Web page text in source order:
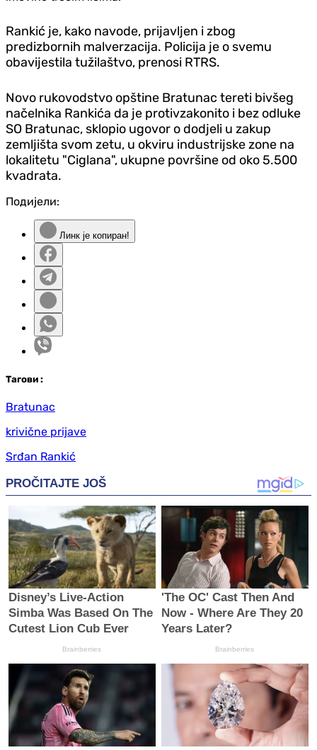
Rankić je, kako navode, prijavljen i zbog
predizbornih malverzacija. Policija je o svemu
obavijestila tužilaštvo, prenosi RTRS.
Novo rukovodstvo opštine Bratunac tereti bivšeg
načelnika Rankića da je protivzakonito i bez odluke
SO Bratunac, sklopio ugovor o dodjeli u zakup
zemljišta svom zetu, u okviru industrijske zone na
lokalitetu "Ciglana", ukupne površine od oko 5.500
kvadrata.
Подијели:
Линк је копиран!
Тагови :
Bratunac
krivične prijave
Srđan Rankić